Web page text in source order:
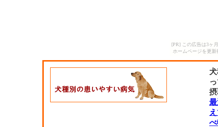
[PR] この広告は3ヶ
ホームページを更